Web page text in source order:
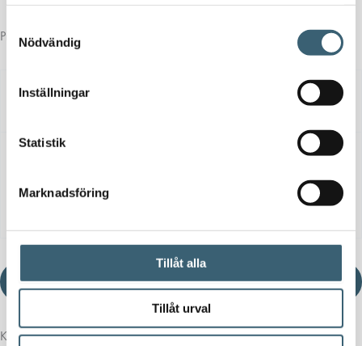
Nödvändig
Inställningar
Statistik
Marknadsföring
Tillåt alla
Tillåt urval
Produktblad
Dokument
Ladda
Gängade PP-delar
Ladda
Ladda
Ladda ner produktblad
Komplettera med rätt tillval